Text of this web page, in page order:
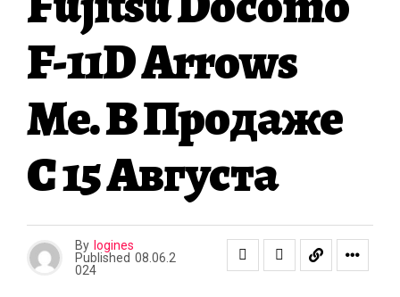
F-11D Arrows
Me. В Продаже
С 15 Августа
By logines
Published 08.06.2
024